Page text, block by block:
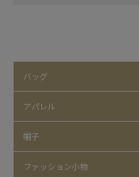
バッグ
アパレル
帽子
ファッション小物